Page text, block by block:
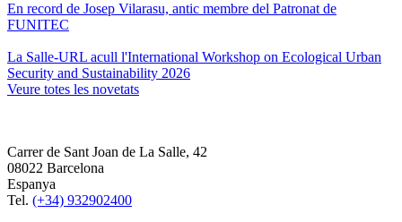
En record de Josep Vilarasu, antic membre del Patronat de
FUNITEC
La Salle-URL acull l'International Workshop on Ecological Urban
Security and Sustainability 2026
Veure totes les novetats
Carrer de Sant Joan de La Salle, 42
08022 Barcelona
Espanya
Tel. (+34) 932902400